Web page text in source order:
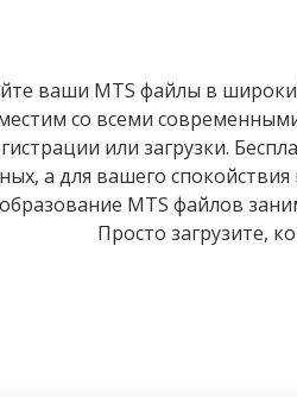
ваши MTS файлы в
со всеми
или загрузки.
а для вашего
MTS файлов
Просто загрузите,